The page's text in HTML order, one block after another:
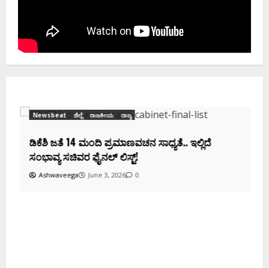
Newsbeat ಜಿಲ್ಲೆ ರಾಜಕೀಯ ರಾಜ್ಯ
ಡಿಕೆಶಿ ಜತೆ 14 ಮಂದಿ ಪ್ರಮಾಣವಚನ ಸಾಧ್ಯತೆ.. ಇಲ್ಲಿದೆ
ಸಂಭಾವ್ಯ ಸಚಿವರ ಫೈನಲ್ ಲಿಸ್ಟ್‌!
Ashwaveega June 3, 2026 0